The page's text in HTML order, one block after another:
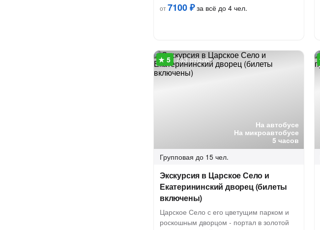
от7100 ₽за всё до 4 чел.
На автобусе
На микроавтобусе
5 часов
793 отзыва
Групповая до 15 чел.
Экскурсия в Царское Село и
Екатерининский дворец (билеты
включены)
Царское Село с его цветущим парком и
роскошным дворцом - портал в золотой